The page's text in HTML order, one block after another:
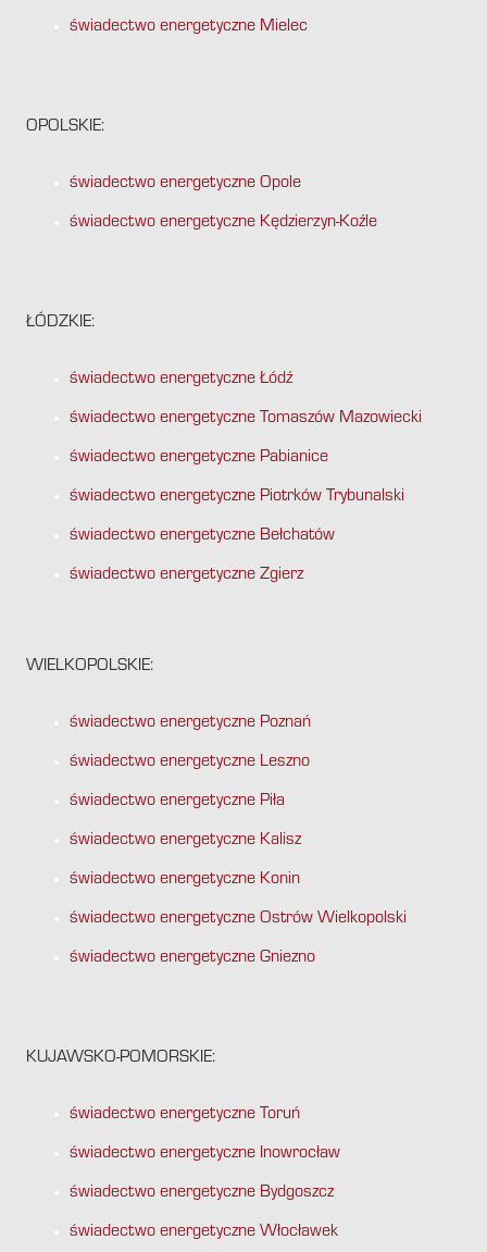
świadectwo energetyczne Mielec
OPOLSKIE:
świadectwo energetyczne Opole
świadectwo energetyczne Kędzierzyn-Koźle
ŁÓDZKIE:
świadectwo energetyczne Łódź
świadectwo energetyczne Tomaszów Mazowiecki
świadectwo energetyczne Pabianice
świadectwo energetyczne Piotrków Trybunalski
świadectwo energetyczne Bełchatów
świadectwo energetyczne Zgierz
WIELKOPOLSKIE:
świadectwo energetyczne Poznań
świadectwo energetyczne Leszno
świadectwo energetyczne Piła
świadectwo energetyczne Kalisz
świadectwo energetyczne Konin
świadectwo energetyczne Ostrów Wielkopolski
świadectwo energetyczne Gniezno
KUJAWSKO-POMORSKIE:
świadectwo energetyczne Toruń
świadectwo energetyczne Inowrocław
świadectwo energetyczne Bydgoszcz
świadectwo energetyczne Włocławek